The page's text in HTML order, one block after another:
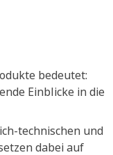
bedeutet:
Einblicke in die
technischen und
dabei auf